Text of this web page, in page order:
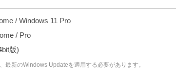
/ Windows 11 Pro
/ Pro
版)
最新のWindows Updateを適用する必要があります。